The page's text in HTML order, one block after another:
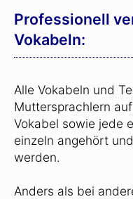
Professionell
Vokabeln:
Alle Vokabeln und
Muttersprachlern
Vokabel sowie jede
einzeln angehört
werden.
Anders als bei